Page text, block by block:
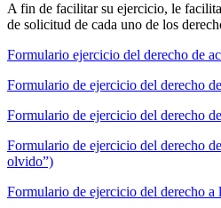
A fin de facilitar su ejercicio, le
de solicitud de cada uno de los
Formulario ejercicio del derecho de
Formulario de ejercicio del derecho
Formulario de ejercicio del derecho
Formulario de ejercicio del derecho
olvido”)
Formulario de ejercicio del derecho